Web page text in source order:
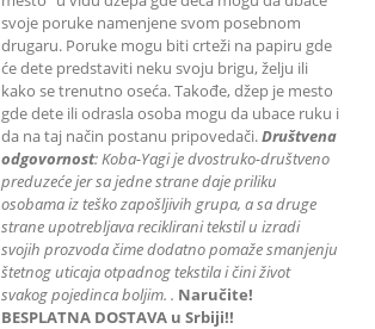
svoje poruke namenjene svom posebnom
drugaru. Poruke mogu biti crteži na papiru gde
će dete predstaviti neku svoju brigu, želju ili
kako se trenutno oseća. Takođe, džep je mesto
gde dete ili odrasla osoba mogu da ubace ruku i
da na taj način postanu pripovedači.Društvena
odgovornost: Koba-Yagi je dvostruko-društveno
preduzeće jer sa jedne strane daje priliku
osobama iz teško zapošljivih grupa, a sa druge
strane upotrebljava reciklirani tekstil u izradi
svojih prozvoda čime dodatno pomaže smanjenju
štetnog uticaja otpadnog tekstila i čini život
svakog pojedinca boljim. . Naručite!
BESPLATNA DOSTAVA u Srbiji!!